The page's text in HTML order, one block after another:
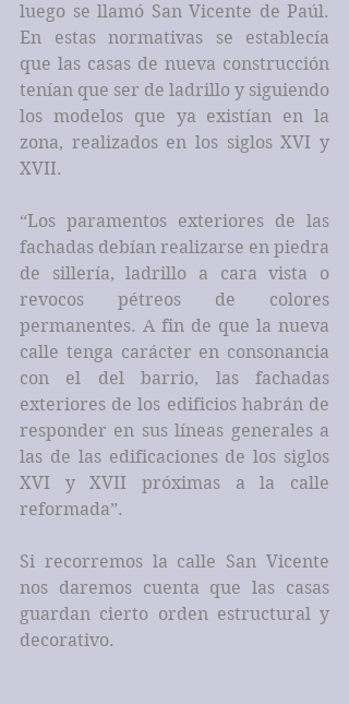
luego se llamó San Vicente de Paúl.
En estas normativas se establecía
que las casas de nueva construcción
tenían que ser de ladrillo y siguiendo
los modelos que ya existían en la
zona, realizados en los siglos XVI y
XVII.
“Los paramentos exteriores de las
fachadas debían realizarse en piedra
de sillería, ladrillo a cara vista o
revocos pétreos de colores
permanentes. A fin de que la nueva
calle tenga carácter en consonancia
con el del barrio, las fachadas
exteriores de los edificios habrán de
responder en sus líneas generales a
las de las edificaciones de los siglos
XVI y XVII próximas a la calle
reformada”.
Si recorremos la calle San Vicente
nos daremos cuenta que las casas
guardan cierto orden estructural y
decorativo.